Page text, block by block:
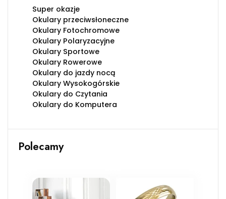
Super okazje
Okulary przeciwsłoneczne
Okulary Fotochromowe
Okulary Polaryzacyjne
Okulary Sportowe
Okulary Rowerowe
Okulary do jazdy nocą
Okulary Wysokogórskie
Okulary do Czytania
Okulary do Komputera
Polecamy